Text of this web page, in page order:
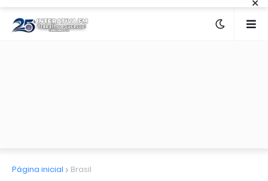
Página inicial Brasil